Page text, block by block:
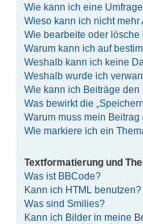
Wie kann ich eine
Wieso kann ich nicht
Wie bearbeite oder
Warum kann ich auf
Weshalb kann ich keine
Weshalb wurde ich
Wie kann ich Beiträge
Was bewirkt die
Warum muss mein
Wie markiere ich ein
Textformatierung und
Was ist BBCode?
Kann ich HTML benutzen?
Was sind Smilies?
Kann ich Bilder in meine